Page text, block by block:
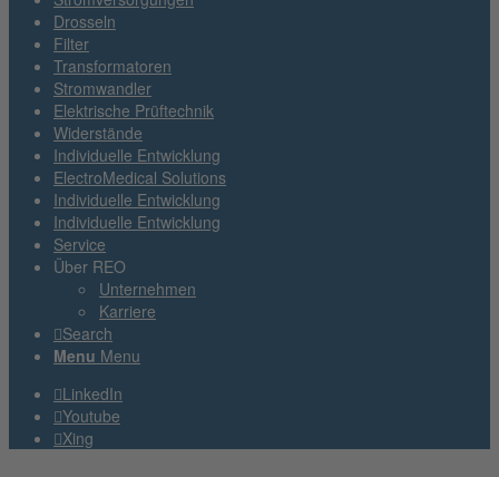
Drosseln
Filter
Transformatoren
Stromwandler
Elektrische Prüftechnik
Widerstände
Individuelle Entwicklung
ElectroMedical Solutions
Individuelle Entwicklung
Individuelle Entwicklung
Service
Über REO
Unternehmen
Karriere
Search
Menu Menu
LinkedIn
Youtube
Xing